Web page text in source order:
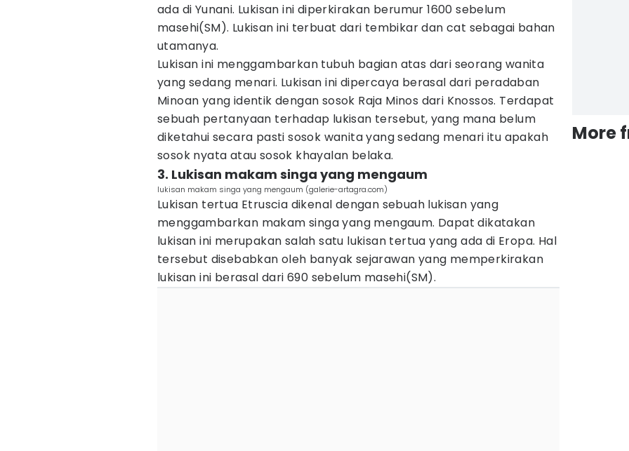
ada di Yunani. Lukisan ini diperkirakan berumur 1600 sebelum
masehi(SM). Lukisan ini terbuat dari tembikar dan cat sebagai bahan
utamanya.
Lukisan ini menggambarkan tubuh bagian atas dari seorang wanita
yang sedang menari. Lukisan ini dipercaya berasal dari peradaban
Minoan yang identik dengan sosok Raja Minos dari Knossos. Terdapat
sebuah pertanyaan terhadap lukisan tersebut, yang mana belum
diketahui secara pasti sosok wanita yang sedang menari itu apakah
sosok nyata atau sosok khayalan belaka.
3. Lukisan makam singa yang mengaum
lukisan makam singa yang mengaum (galerie-artagra.com)
Lukisan tertua Etruscia dikenal dengan sebuah lukisan yang
menggambarkan makam singa yang mengaum. Dapat dikatakan
lukisan ini merupakan salah satu lukisan tertua yang ada di Eropa. Hal
tersebut disebabkan oleh banyak sejarawan yang memperkirakan
lukisan ini berasal dari 690 sebelum masehi(SM).
More